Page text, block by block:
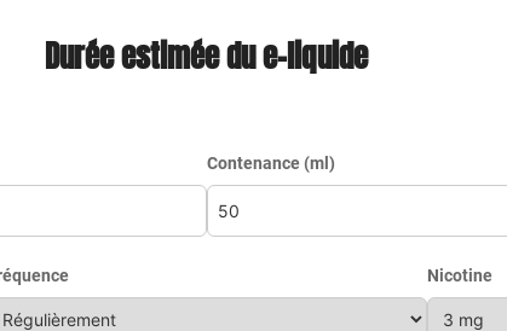
Durée estimée du e-liquide
Contenance (ml)
Nicotine